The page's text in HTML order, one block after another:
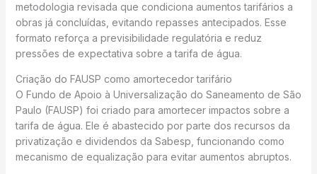
metodologia revisada que condiciona aumentos tarifários a
obras já concluídas, evitando repasses antecipados. Esse
formato reforça a previsibilidade regulatória e reduz
pressões de expectativa sobre a tarifa de água.
Criação do FAUSP como amortecedor tarifário
O Fundo de Apoio à Universalização do Saneamento de São
Paulo (FAUSP) foi criado para amortecer impactos sobre a
tarifa de água. Ele é abastecido por parte dos recursos da
privatização e dividendos da Sabesp, funcionando como
mecanismo de equalização para evitar aumentos abruptos.